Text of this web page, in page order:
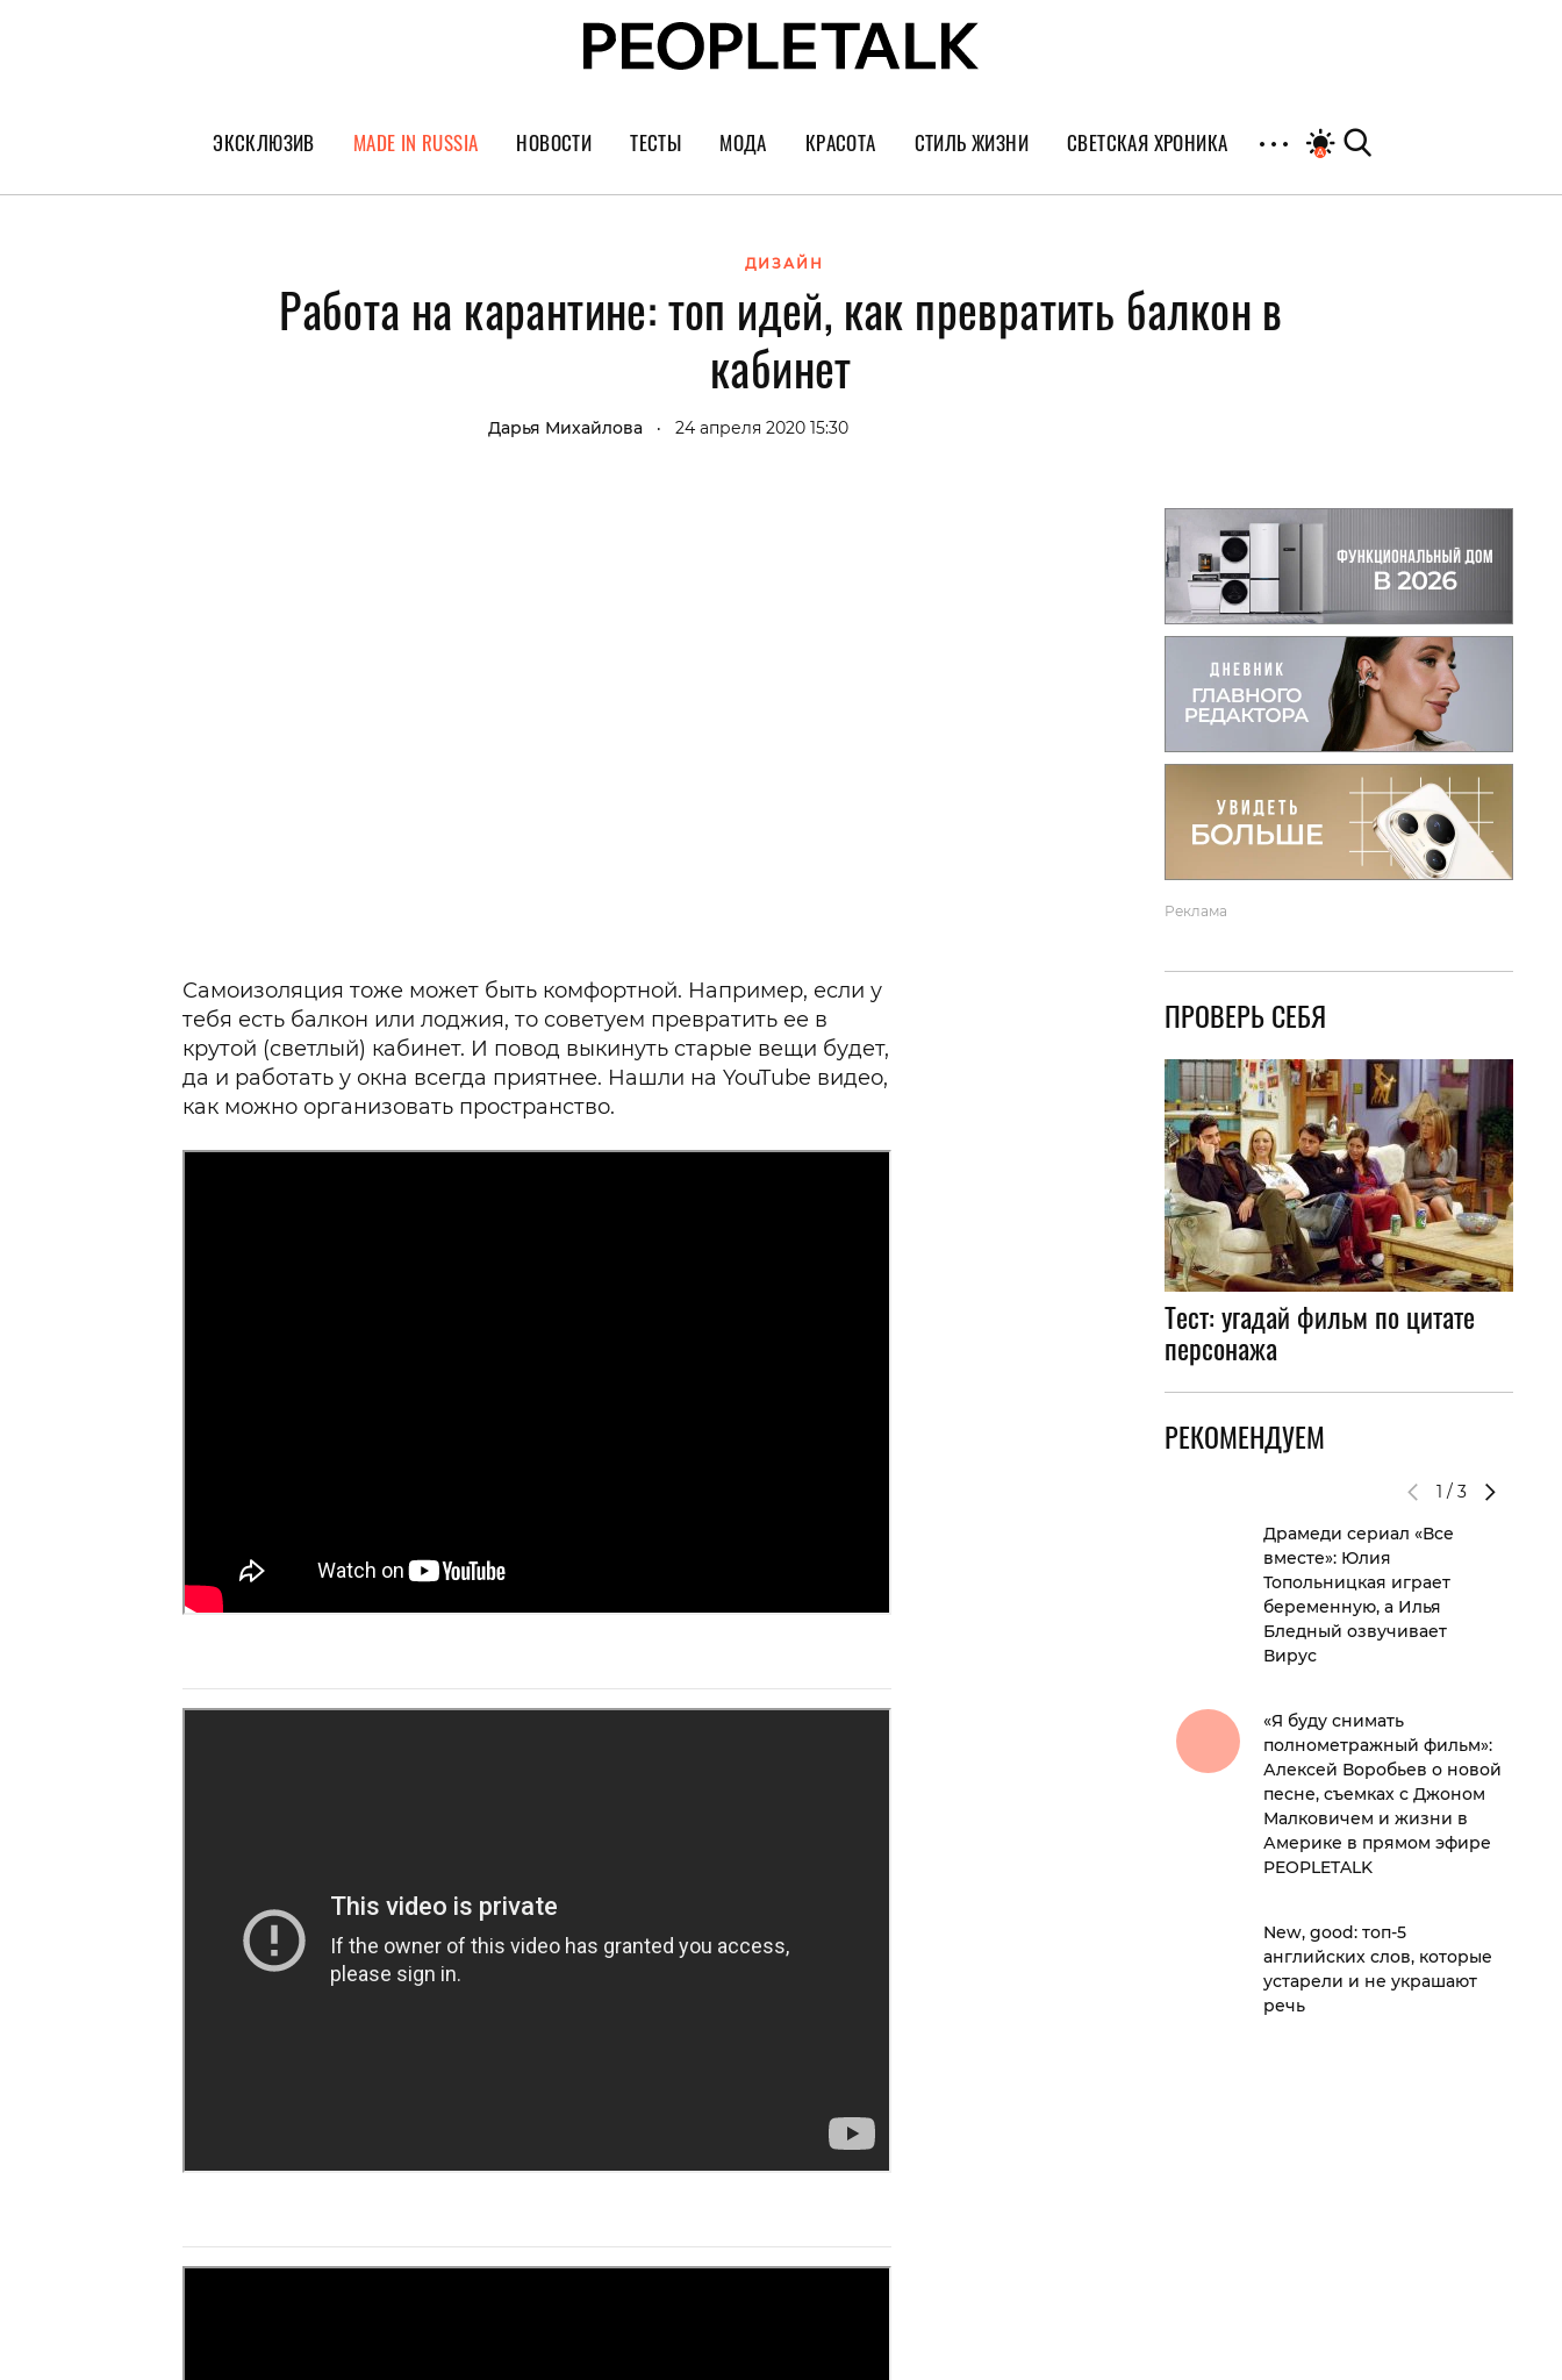
ЭКСКЛЮЗИВ
ГЕРОИ PEOPLETALK
ИНТЕРВЬЮ
ПОКОЛЕНИЕ
MADE IN RUSSIA НОВОСТИ ТЕСТЫ МОДА
Тренды
Украшения и часы
КРАСОТА
Уход за лицом
Парфюм
Спорт
Диеты
СТИЛЬ ЖИЗНИ
Культура
Путешествия
СВЕТСКАЯ ХРОНИКА
ДИЗАЙН
Работа на карантине: топ идей, как превратить балкон в
кабинет
Дарья Михайлова • 24 апреля 2020 15:30
Самоизоляция тоже может быть комфортной. Например, если у
тебя есть балкон или лоджия, то советуем превратить ее в
крутой (светлый) кабинет. И повод выкинуть старые вещи будет,
да и работать у окна всегда приятнее. Нашли на YouTube видео,
как можно организовать пространство.
Реклама
ПРОВЕРЬ СЕБЯ
Тест: угадай фильм по цитате
персонажа
РЕКОМЕНДУЕМ
1 / 3
Драмеди сериал «Все
вместе»: Юлия
Топольницкая играет
беременную, а Илья
Бледный озвучивает
Вирус
«Я буду снимать
полнометражный фильм»:
Алексей Воробьев о новой
песне, съемках с Джоном
Малковичем и жизни в
Америке в прямом эфире
PEOPLETALK
New, good: топ-5
английских слов, которые
устарели и не украшают
речь